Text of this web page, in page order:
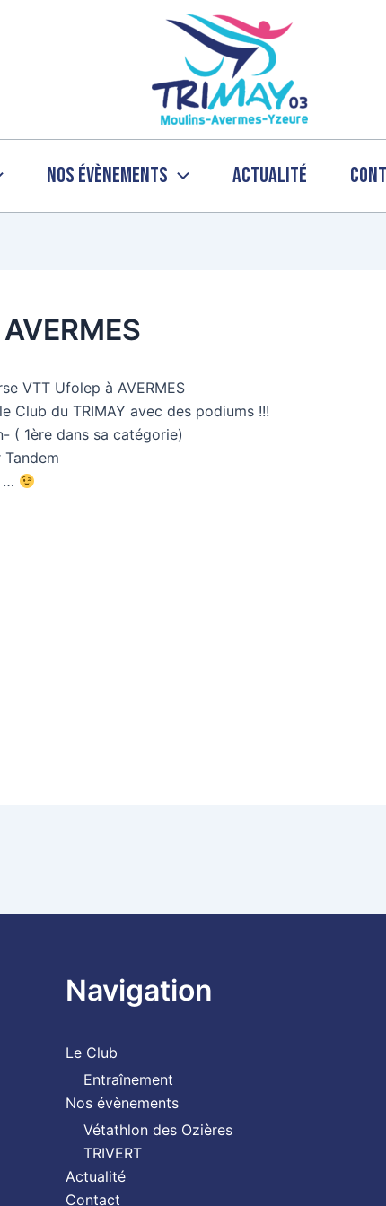
Nos évènements Actualité
VTT Ufolep à AVERMES
Club du TRIMAY avec des podiums !!!
( 1ère dans sa catégorie)
Tandem
…
Navigation
Le Club
Entraînement
Nos évènements
Vétathlon des Ozières
TRIVERT
Actualité
Contact